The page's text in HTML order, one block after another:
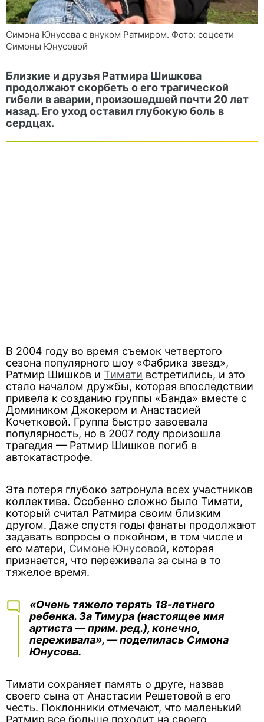
Симона Юнусова с внуком Ратмиром. Фото: соцсети
Симоны Юнусовой
Близкие и друзья Ратмира Шишкова
продолжают скорбеть о его трагической
гибели в аварии, произошедшей почти 20 лет
назад. Его уход оставил глубокую боль в
сердцах.
В 2004 году во время съемок четвертого
сезона популярного шоу «Фабрика звезд»,
Ратмир Шишков и Тимати встретились, и это
стало началом дружбы, которая впоследствии
привела к созданию группы «Банда» вместе с
Домиником Джокером и Анастасией
Кочетковой. Группа быстро завоевала
популярность, но в 2007 году произошла
трагедия — Ратмир Шишков погиб в
автокатастрофе.
Эта потеря глубоко затронула всех участников
коллектива. Особенно сложно было Тимати,
который считал Ратмира своим близким
другом. Даже спустя годы фанаты продолжают
задавать вопросы о покойном, в том числе и
его матери, Симоне Юнусовой, которая
признается, что переживала за сына в то
тяжелое время.
«Очень тяжело терять 18-летнего
ребенка. За Тимура (настоящее имя
артиста —прим. ред.), конечно,
переживала», — поделилась Симона
Юнусова.
Тимати сохраняет память о друге, назвав
своего сына от Анастасии Решетовой в его
честь. Поклонники отмечают, что маленький
Ратмир все больше походит на своего